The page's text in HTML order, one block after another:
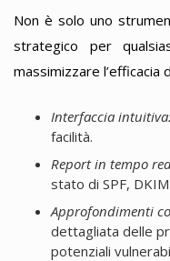
Non è solo uno
strategico per
massimizzare l’efficacia
Interfaccia
facilità.
Report in tempo
stato di SPF,
Approfondimenti
dettagliata delle
potenziali